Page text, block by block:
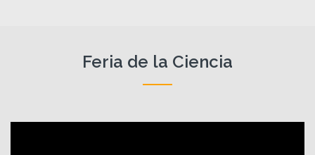
Feria de la Ciencia